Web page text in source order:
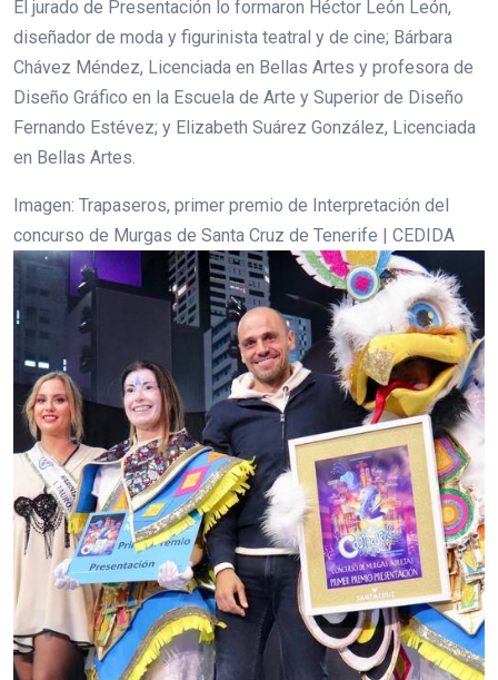
El jurado de Presentación lo formaron Héctor León León,
diseñador de moda y figurinista teatral y de cine; Bárbara
Chávez Méndez, Licenciada en Bellas Artes y profesora de
Diseño Gráfico en la Escuela de Arte y Superior de Diseño
Fernando Estévez; y Elizabeth Suárez González, Licenciada
en Bellas Artes.
Imagen: Trapaseros, primer premio de Interpretación del
concurso de Murgas de Santa Cruz de Tenerife | CEDIDA